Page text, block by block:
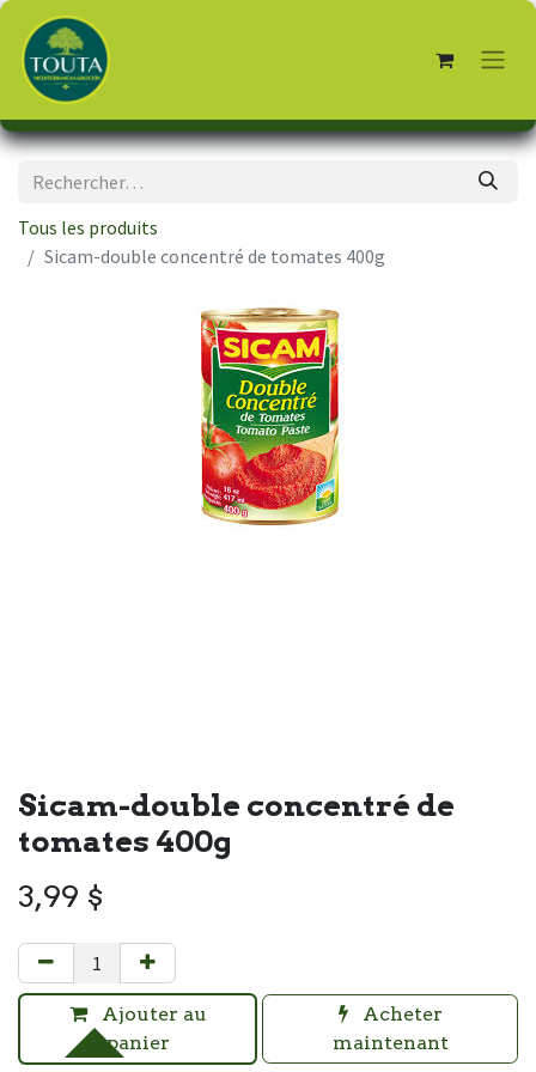
Tous les produits
Sicam-double concentré de tomates 400g
Sicam-double concentré de
tomates 400g
3,99 $
Ajouter au
panier
Acheter
maintenant